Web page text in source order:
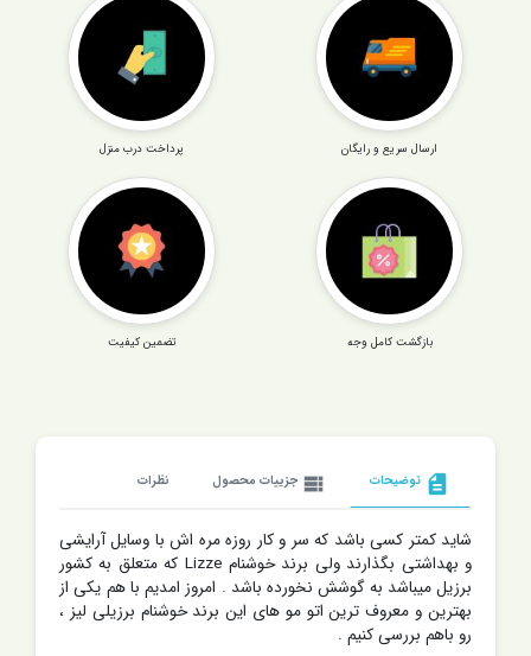
ارسال سریع و رایگان پرداخت درب منزل
بازگشت کامل وجه تضمین کیفیت
description توضیحات view_list جزییات محصول نظرات
شاید کمتر کسی باشد که سر و کار روزه مره اش با وسایل آرایشی
و بهداشتی بگذارند ولی برند خوشنام Lizze که متعلق به کشور
برزیل میباشد به گوشش نخورده باشد . امروز امدیم با هم یکی از
بهترین و معروف ترین اتو مو های این برند خوشنام برزیلی لیز ،
رو باهم بررسی کنیم .